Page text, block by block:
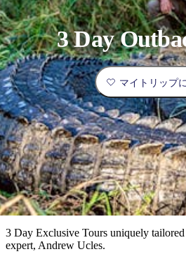
ゲ
ー
シ
ョ
ン
エ
リ
ア
人
気
が
高
い
場
所
ア
ウ
ト
バ
区園
体
験
旅
行
タ
イ
プ
現
グツ
計
画
と
予
約
実
用
的
情
3 Day
マイトリップ
3 Day Exclusive Tours uniquely
expert, Andrew Ucles.